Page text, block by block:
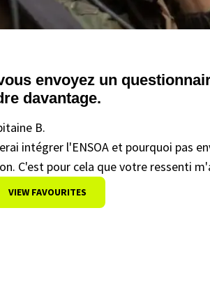
envoyez un
davantage.
B.
intégrer l'ENSOA et pourquoi pas
C'est pour cela que votre ressenti
VIEW FAVOURITES